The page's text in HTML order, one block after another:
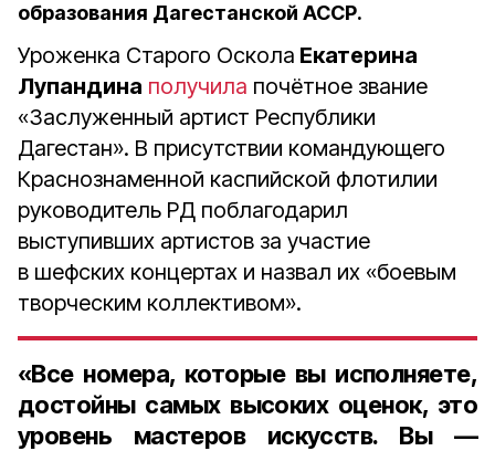
образования Дагестанской АССР.
Уроженка Старого Оскола Екатерина
Лупандина получила почётное звание
«Заслуженный артист Республики
Дагестан». В присутствии командующего
Краснознаменной каспийской флотилии
руководитель РД поблагодарил
выступивших артистов за участие
в шефских концертах и назвал их «боевым
творческим коллективом».
«Все номера, которые вы исполняете,
достойны самых высоких оценок, это
уровень мастеров искусств. Вы —